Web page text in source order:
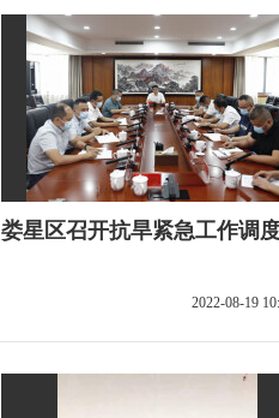
娄星区召开抗旱紧急工作调
2022-08-19